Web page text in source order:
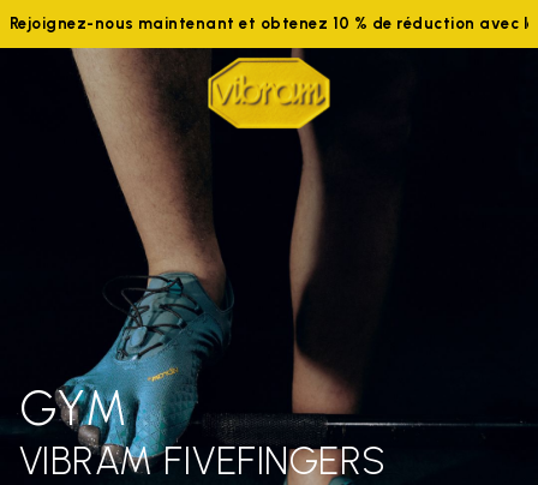
Rejoignez-nous maintenant et obtenez 10 % de réduction avec le
GYM
VIBRAM FIVEFINGERS